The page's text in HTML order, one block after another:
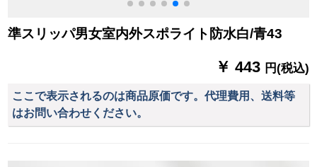
準スリッパ男女室内外スポライト防水白/青43
￥ 443 円(税込)
ここで表示されるのは商品原価です。代理費用、送料等
はお問い合わせください。